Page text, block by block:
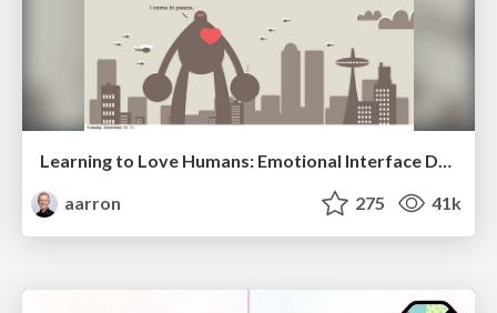
Learning to Love Humans: Emotional Interface Design
aarron
275 41k